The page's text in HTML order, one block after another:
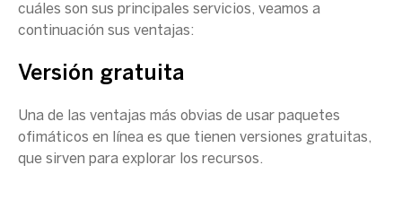
cuáles son sus principales servicios, veamos a
continuación sus ventajas:
Versión gratuita
Una de las ventajas más obvias de usar paquetes
ofimáticos en línea es que tienen versiones gratuitas,
que sirven para explorar los recursos.